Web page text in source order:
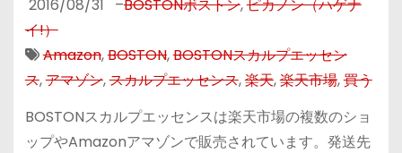
2016/08/31 –BOSTONボストン,ピカノン（ハゲナ
イ!）
Amazon,BOSTON,BOSTONスカルプエッセン
ス,アマゾン,スカルプエッセンス,楽天,楽天市場,買う
BOSTONスカルプエッセンスは楽天市場の複数のショ
ップやAmazonアマゾンで販売されています。発送先